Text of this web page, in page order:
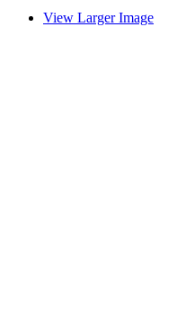
View Larger Image